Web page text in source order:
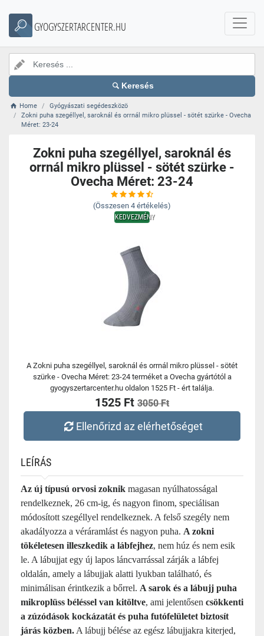
GYOGYSZERTARCENTER.HU
Keresés
Home
Gyógyászati segédeszközö
Zokni puha szegéllyel, saroknál és orrnál mikro plüssel - sötét szürke - Ovecha
Méret: 23-24
Zokni puha szegéllyel, saroknál és
orrnál mikro plüssel - sötét szürke -
Ovecha Méret: 23-24
(Összesen 4 értékelés)
KEDVEZMÉNY
A Zokni puha szegéllyel, saroknál és orrnál mikro plüssel - sötét
szürke - Ovecha Méret: 23-24 terméket a Ovecha gyártótól a
gyogyszertarcenter.hu oldalon 1525 Ft - ért találja.
1525 Ft 3050 Ft
Ellenőrizd az elérhetőséget
LEÍRÁS
Az új típusú orvosi zoknik magasan nyúlhatosságal
rendelkeznek, 26 cm-ig, és nagyon finom, speciálisan
módosított szegéllyel rendelkeznek. A felső szegély nem
akadályozza a véráramlást és nagyon puha. A zokni
tökéletesen illeszkedik a lábfejhez, nem húz és nem esik
le. A lábujjat egy új lapos láncvarrással zárják a lábfej
oldalán, amely a lábujjak alatti lyukban található, és
minimálisan érintkezik a bőrrel. A sarok és a lábujj puha
mikroplüss béléssel van kitöltve, ami jelentősen csökkenti
a zúzódások kockázatát és puha futófelületet biztosít
járás közben. A lábujj bélése az egész lábujjakra kiterjed,